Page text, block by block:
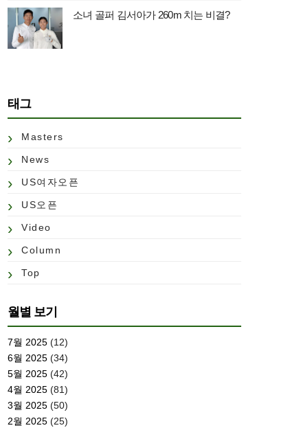
소녀 골퍼 김서아가 260m 치는 비결?
태그
Masters
News
US여자오픈
US오픈
Video
Column
Top
월별 보기
7월 2025 (12)
6월 2025 (34)
5월 2025 (42)
4월 2025 (81)
3월 2025 (50)
2월 2025 (25)